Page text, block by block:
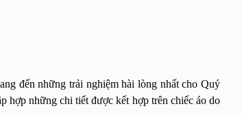
đến những trải nghiệm hài lòng nhất cho Quý
hợp những chi tiết được kết hợp trên chiếc áo do